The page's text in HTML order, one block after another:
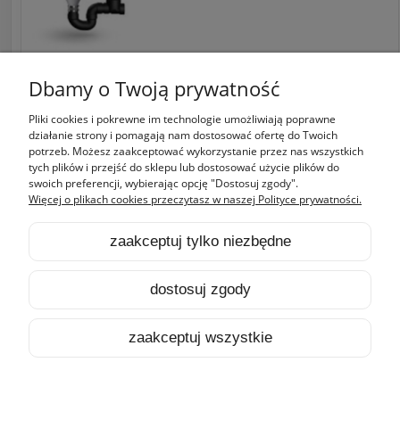
Zakupy
Pomoc
Dbamy o Twoją prywatność
Pliki cookies i pokrewne im technologie umożliwiają poprawne
działanie strony i pomagają nam dostosować ofertę do Twoich
potrzeb. Możesz zaakceptować wykorzystanie przez nas wszystkich
tych plików i przejść do sklepu lub dostosować użycie plików do
swoich preferencji, wybierając opcję "Dostosuj zgody".
Więcej o plikach cookies przeczytasz w naszej Polityce prywatności.
zaakceptuj tylko niezbędne
dostosuj zgody
zaakceptuj wszystkie